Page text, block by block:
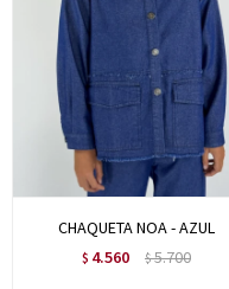
CHAQUETA NOA - AZUL
$ 4.560 $5.700